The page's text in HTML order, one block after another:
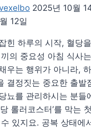
는
앉
있
는
습
관
2025년 10월
12일
힌 하루의 시작, 혈당
의 중요성 아침 식사
우는 행위가 아니라,
결정짓는 중요한 출발
뇨를 관리하시는 분들
당 롤러코스터’를 막는
있지요. 공복 상태에